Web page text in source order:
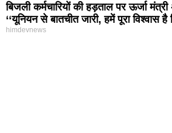
बिजली कर्मचारियों की हड़ताल पर ऊर्जा
‘‘यूनियन से बातचीत जारी, हमें पूरा विश्वास है
himdevnews